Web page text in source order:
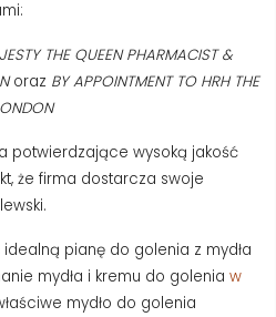
THE QUEEN PHARMACIST &
oraz BY APPOINTMENT TO HRH THE
potwierdzające wysoką jakość
że firma dostarcza swoje
pianę do golenia z mydła
mydła i kremu do golenia w
mydło do golenia